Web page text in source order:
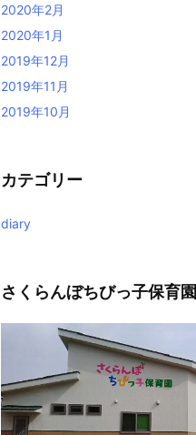
2020年2月
2020年1月
2019年12月
2019年11月
2019年10月
カテゴリー
diary
さくらんぼちびっ子保育園